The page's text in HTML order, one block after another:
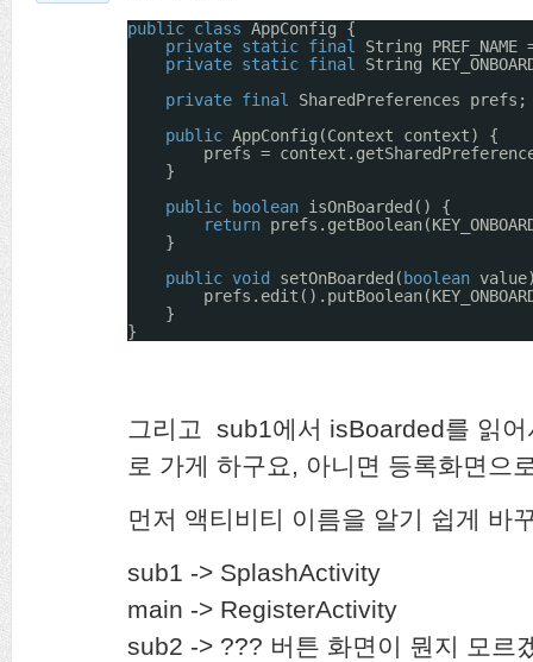
public class AppConfig {
private static final
String
private static final
String
private final
SharedPreferences prefs;
public AppConfig(Context context) {
prefs =
}
public boolean isOnBoarded() {
return
}
public void setOnBoarded(boolean
}
}
그리고 sub1에서 isBoarded를 읽
로 가게 하구요, 아니면 등록화면으
먼저 액티비티 이름을 알기 쉽게 바
sub1 -> SplashActivity
main -> RegisterActivity
sub2 -> ??? 버튼 화면이 뭔지 모르